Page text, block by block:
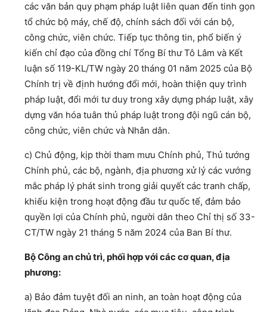
các văn bản quy phạm pháp luật liên quan đến tinh gọn
tổ chức bộ máy, chế độ, chính sách đối với cán bộ,
công chức, viên chức. Tiếp tục thông tin, phổ biến ý
kiến chỉ đạo của đồng chí Tổng Bí thư Tô Lâm và Kết
luận số 119-KL/TW ngày 20 tháng 01 năm 2025 của Bộ
Chính trị về định hướng đổi mới, hoàn thiện quy trình
pháp luật, đổi mới tư duy trong xây dựng pháp luật, xây
dựng văn hóa tuân thủ pháp luật trong đội ngũ cán bộ,
công chức, viên chức và Nhân dân.
c) Chủ động, kịp thời tham mưu Chính phủ, Thủ tướng
Chính phủ, các bộ, ngành, địa phương xử lý các vướng
mắc pháp lý phát sinh trong giải quyết các tranh chấp,
khiếu kiện trong hoạt động đầu tư quốc tế, đảm bảo
quyền lợi của Chính phủ, người dân theo Chỉ thị số 33-
CT/TW ngày 21 tháng 5 năm 2024 của Ban Bí thư.
Bộ Công an chủ trì, phối hợp với các cơ quan, địa
phương:
a) Bảo đảm tuyệt đối an ninh, an toàn hoạt động của